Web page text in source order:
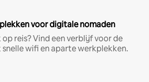
voor digitale nomaden
op reis? Vind een verblijf voor de
wifi en aparte werkplekken.